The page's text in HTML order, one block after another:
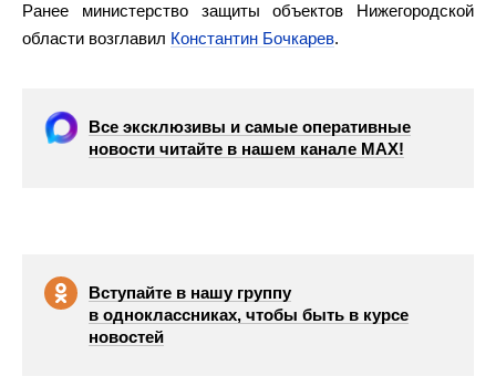
Ранее министерство защиты объектов Нижегородской
области возглавил Константин Бочкарев.
Все эксклюзивы и самые оперативные
новости читайте в нашем канале МАХ!
Вступайте в нашу группу
в одноклассниках, чтобы быть в курсе
новостей